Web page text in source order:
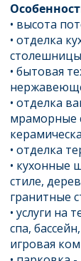
• высота
• отделка
столешницы
• бытовая
• отделка
мраморные
• отделка
• кухонные
стиле,
гранитные
• услуги на
спа,
игровая